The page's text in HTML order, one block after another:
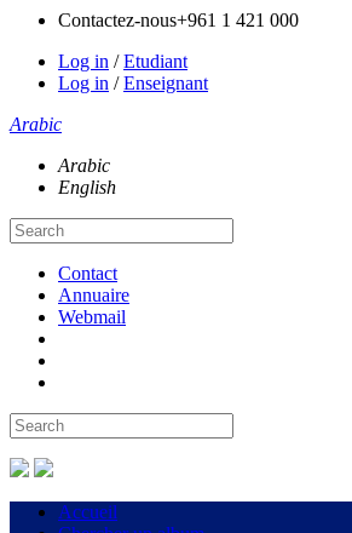
Contactez-nous+961 1 421 000
Log in /Etudiant
Log in /Enseignant
Arabic
Arabic
English
Contact
Annuaire
Webmail
Accueil